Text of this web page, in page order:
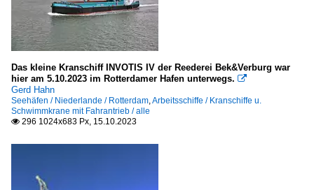
Das kleine Kranschiff INVOTIS IV der Reederei Bek&Verburg war
hier am 5.10.2023 im Rotterdamer Hafen unterwegs. 
Gerd Hahn
Seehäfen / Niederlande / Rotterdam,Arbeitsschiffe / Kranschiffe u.
Schwimmkrane mit Fahrantrieb / alle
 296 1024x683 Px, 15.10.2023